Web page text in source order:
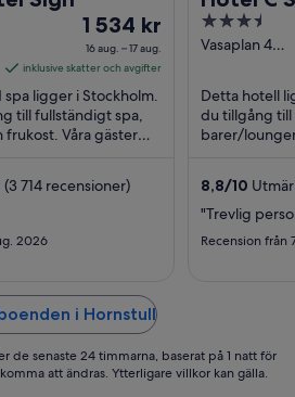
Priset
är
1 534 kr
per
natt
mellan
aug.
1 534 kr
16 aug. – 17 aug.
inklusive skatter och avgifter
ligger i Stockholm.
till fullständigt spa,
frukost. Våra gäster
714 recensioner)
2026
3.5
out
5
Vasaplan 4
Detta hotell
du tillgång
barer/
8,8/10
"Trevlig
Recension från
i Hornstull
de senaste 24 timmarna, baserat på 1 natt för
att ändras. Ytterligare villkor kan gälla.